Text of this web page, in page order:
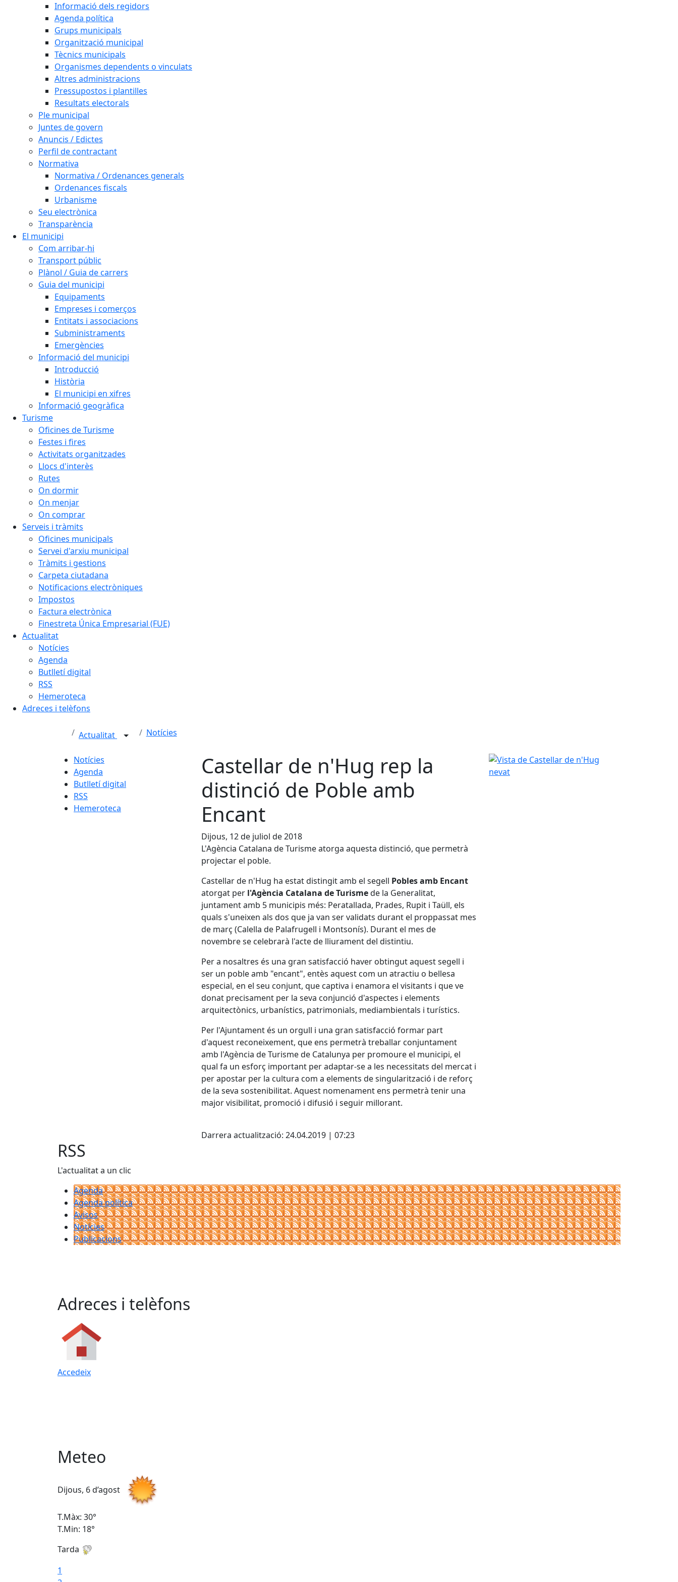
Informació dels regidors
Agenda política
Grups municipals
Organització municipal
Tècnics municipals
Organismes dependents o vinculats
Altres administracions
Pressupostos i plantilles
Resultats electorals
Ple municipal
Juntes de govern
Anuncis / Edictes
Perfil de contractant
Normativa
Normativa / Ordenances generals
Ordenances fiscals
Urbanisme
Seu electrònica
Transparència
El municipi
Com arribar-hi
Transport públic
Plànol / Guia de carrers
Guia del municipi
Equipaments
Empreses i comerços
Entitats i associacions
Subministraments
Emergències
Informació del municipi
Introducció
Història
El municipi en xifres
Informació geogràfica
Turisme
Oficines de Turisme
Festes i fires
Activitats organitzades
Llocs d'interès
Rutes
On dormir
On menjar
On comprar
Serveis i tràmits
Oficines municipals
Servei d'arxiu municipal
Tràmits i gestions
Carpeta ciutadana
Notificacions electròniques
Impostos
Factura electrònica
Finestreta Única Empresarial (FUE)
Actualitat
Notícies
Agenda
Butlletí digital
RSS
Hemeroteca
Adreces i telèfons
Actualitat Notícies
Notícies
Agenda
Butlletí digital
RSS
Hemeroteca
Castellar de n'Hug rep la
distinció de Poble amb
Encant
Dijous, 12 de juliol de 2018
L'Agència Catalana de Turisme atorga aquesta distinció, que permetrà
projectar el poble.
Castellar de n'Hug ha estat distingit amb el segell Pobles amb Encant
atorgat per l'Agència Catalana de Turismede la Generalitat,
juntament amb 5 municipis més: Peratallada, Prades, Rupit i Taüll, els
quals s'uneixen als dos que ja van ser validats durant el proppassat mes
de març (Calella de Palafrugell i Montsonís). Durant el mes de
novembre se celebrarà l'acte de lliurament del distintiu.
Per a nosaltres és una gran satisfacció haver obtingut aquest segell i
ser un poble amb "encant", entès aquest com un atractiu o bellesa
especial, en el seu conjunt, que captiva i enamora el visitants i que ve
donat precisament per la seva conjunció d'aspectes i elements
arquitectònics, urbanístics, patrimonials, mediambientals i turístics.
Per l'Ajuntament és un orgull i una gran satisfacció formar part
d'aquest reconeixement, que ens permetrà treballar conjuntament
amb l'Agència de Turisme de Catalunya per promoure el municipi, el
qual fa un esforç important per adaptar-se a les necessitats del mercat i
per apostar per la cultura com a elements de singularització i de reforç
de la seva sostenibilitat. Aquest nomenament ens permetrà tenir una
major visibilitat, promoció i difusió i seguir millorant.
Darrera actualització: 24.04.2019 | 07:23
Vista de Castellar de n'Hug nevat
RSS
L'actualitat a un clic
Agenda
Agenda política
Avisos
Notícies
Publicacions
Adreces i telèfons
Accedeix
Meteo
Dijous, 6 d’agost
T.Màx: 30°
T.Min: 18°
Tarda
1